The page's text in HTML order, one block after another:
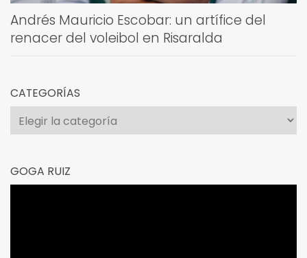
Andrés Mauricio Escobar: un artífice del
renacer del voleibol en Risaralda
CATEGORÍAS
Categorías
GOGA RUIZ